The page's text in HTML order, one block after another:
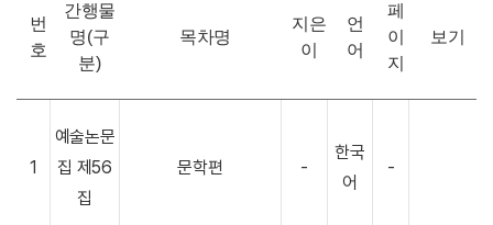
번
호
간행물
명(구
분)
목차명
지은
이
언
어
페
이
지
보기
1
예술논문
집 제56
집
문학편 -
한국
어
-